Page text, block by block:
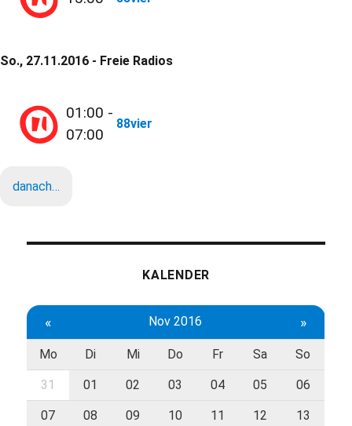
So., 27.11.2016 - Freie Radios
01:00 -
07:00
88vier
danach…
KALENDER
« Nov 2016 »
Mo Di Mi Do Fr Sa So
31 01 02 03 04 05 06
07 08 09 10 11 12 13